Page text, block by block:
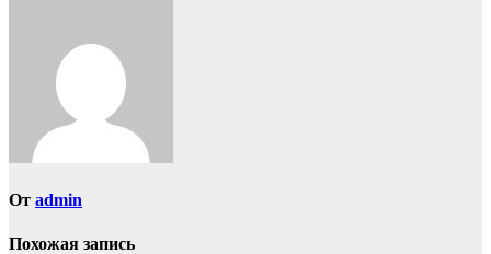
От admin
Похожая запись